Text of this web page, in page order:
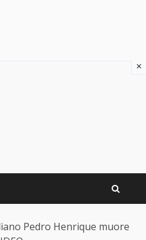
Pedro Henrique muore
×